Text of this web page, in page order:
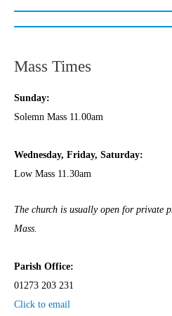
Mass Times
Sunday:
Solemn Mass 11.00am
Wednesday, Friday, Saturday:
Low Mass 11.30am
The church is usually open for private
Mass.
Parish Office:
01273 203 231
Click to email